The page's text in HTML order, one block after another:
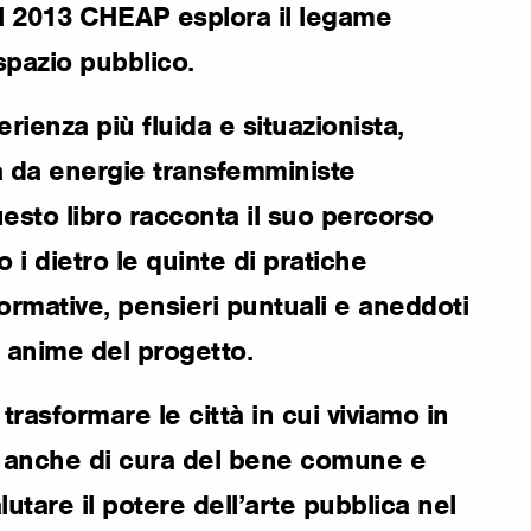
CHEAP esplora il legame
pubblico.
più fluida e situazionista,
da energie transfemministe
libro racconta il suo percorso
i dietro le quinte di pratiche
pensieri puntuali e aneddoti
del progetto.
le città in cui viviamo in
di cura del bene comune e
il potere dell’arte pubblica nel